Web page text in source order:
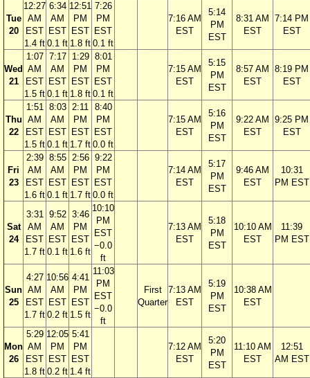
Tue
20
12:27
AM
EST
1.4 ft
6:34
AM
EST
0.1 ft
12:51
PM
EST
1.8 ft
7:26
PM
EST
0.1 ft
7:16 AM
EST
5:14
PM
EST
8:31 AM
EST
7:14 PM
EST
Wed
21
1:07
AM
EST
1.5 ft
7:17
AM
EST
0.1 ft
1:29
PM
EST
1.8 ft
8:01
PM
EST
0.1 ft
7:15 AM
EST
5:15
PM
EST
8:57 AM
EST
8:19 PM
EST
Thu
22
1:51
AM
EST
1.5 ft
8:03
AM
EST
0.1 ft
2:11
PM
EST
1.7 ft
8:40
PM
EST
0.0 ft
7:15 AM
EST
5:16
PM
EST
9:22 AM
EST
9:25 PM
EST
Fri
23
2:39
AM
EST
1.6 ft
8:55
AM
EST
0.1 ft
2:56
PM
EST
1.7 ft
9:22
PM
EST
0.0 ft
7:14 AM
EST
5:17
PM
EST
9:46 AM
EST
10:31
PM EST
Sat
24
3:31
AM
EST
1.7 ft
9:52
AM
EST
0.1 ft
3:46
PM
EST
1.6 ft
10:10
PM
EST
−0.0
ft
7:13 AM
EST
5:18
PM
EST
10:10 AM
EST
11:39
PM EST
Sun
25
4:27
AM
EST
1.7 ft
10:56
AM
EST
0.2 ft
4:41
PM
EST
1.5 ft
11:03
PM
EST
−0.0
ft
First
Quarter
7:13 AM
EST
5:19
PM
EST
10:38 AM
EST
Mon
26
5:29
AM
EST
1.8 ft
12:05
PM
EST
0.2 ft
5:41
PM
EST
1.4 ft
7:12 AM
EST
5:20
PM
EST
11:10 AM
EST
12:51
AM EST